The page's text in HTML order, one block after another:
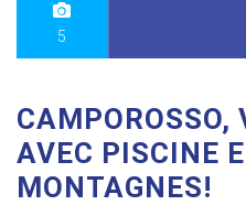
5
CAMPOROSSO,
AVEC PISCINE
MONTAGNES!